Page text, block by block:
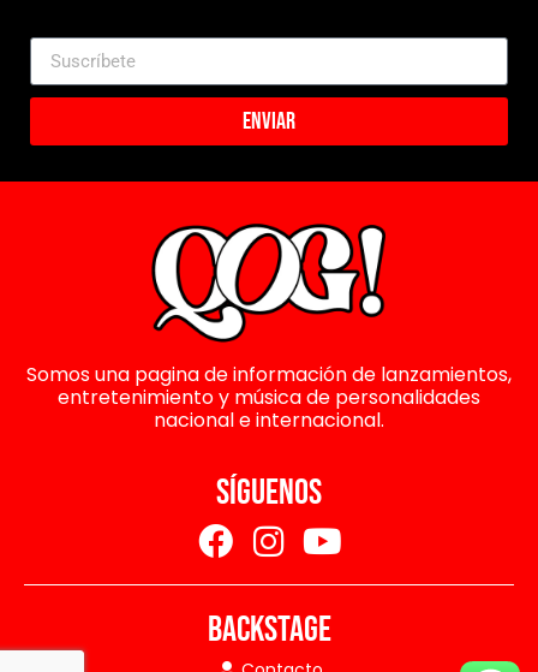
Enviar
Somos una pagina de información de lanzamientos,
entretenimiento y música de personalidades
nacional e internacional.
SÍGUENOS
BACKSTAGE